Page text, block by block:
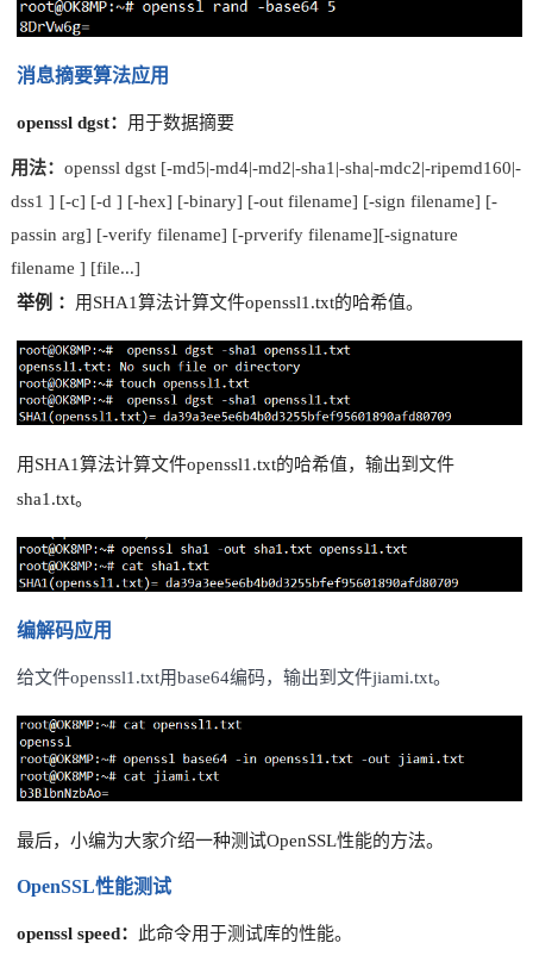
消息摘要算法应用
openssl dgst： 用于数据摘要
用法： openssl dgst [-md5|-md4|-md2|-sha1|-sha|-mdc2|-ripemd160|-
dss1 ] [-c] [-d ] [-hex] [-binary] [-out filename] [-sign filename] [-
passin arg] [-verify filename] [-prverify filename][-signature
filename ] [file...]
举例 ： 用SHA1算法计算文件openssl1.txt的哈希值。
用SHA1算法计算文件openssl1.txt的哈希值，输出到文件
sha1.txt。
编解码应用
给文件openssl1.txt用base64编码，输出到文件jiami.txt。
最后，小编为大家介绍一种测试OpenSSL性能的方法。
OpenSSL性能测试
openssl speed： 此命令用于测试库的性能。